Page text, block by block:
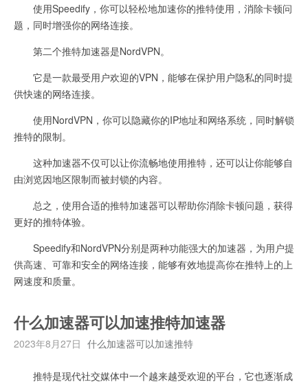
使用Speedify，你可以轻松地加速你的推特使用，消除卡顿问
题，同时增强你的网络连接。
第二个推特加速器是NordVPN。
它是一款最受用户欢迎的VPN，能够在保护用户隐私的同时提
供快速的网络连接。
使用NordVPN，你可以隐藏你的IP地址和网络系统，同时解锁
推特的限制。
这种加速器不仅可以让你流畅地使用推特，还可以让你能够自
由浏览因地区限制而被封锁的内容。
总之，使用合适的推特加速器可以帮助你消除卡顿问题，获得
更好的推特体验。
Speedify和NordVPN分别是两种功能强大的加速器，为用户提
供高速、可靠和安全的网络连接，能够有效地提高你在推特上的上
网速度和质量。
什么加速器可以加速推特加速器
2023年8月27日 什么加速器可以加速推特
推特是现代社交媒体中一个越来越受欢迎的平台，它也逐渐成